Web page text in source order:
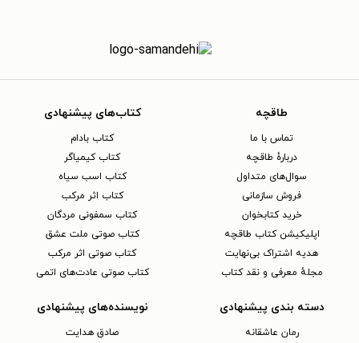
طاقچه
تماس با ما
دربارهٔ طاقچه
سوال‌های متداول
فروش سازمانی
خرید کتابخوان
اپلیکیشن کتاب طاقچه
هدیه اشتراک بی‌نهایت
مجلهٔ معرفی و نقد کتاب
کتاب‌های پیشنهادی
کتاب بادام
کتاب کیمیاگر
کتاب اسب سیاه
کتاب اثر مرکب
کتاب سمفونی مردگان
کتاب صوتی ملت عشق
کتاب صوتی اثر مرکب
کتاب صوتی عادت‌های اتمی
دسته بندی پیشنهادی
رمان عاشقانه
نویسنده‌های پیشنهادی
صادق هدایت